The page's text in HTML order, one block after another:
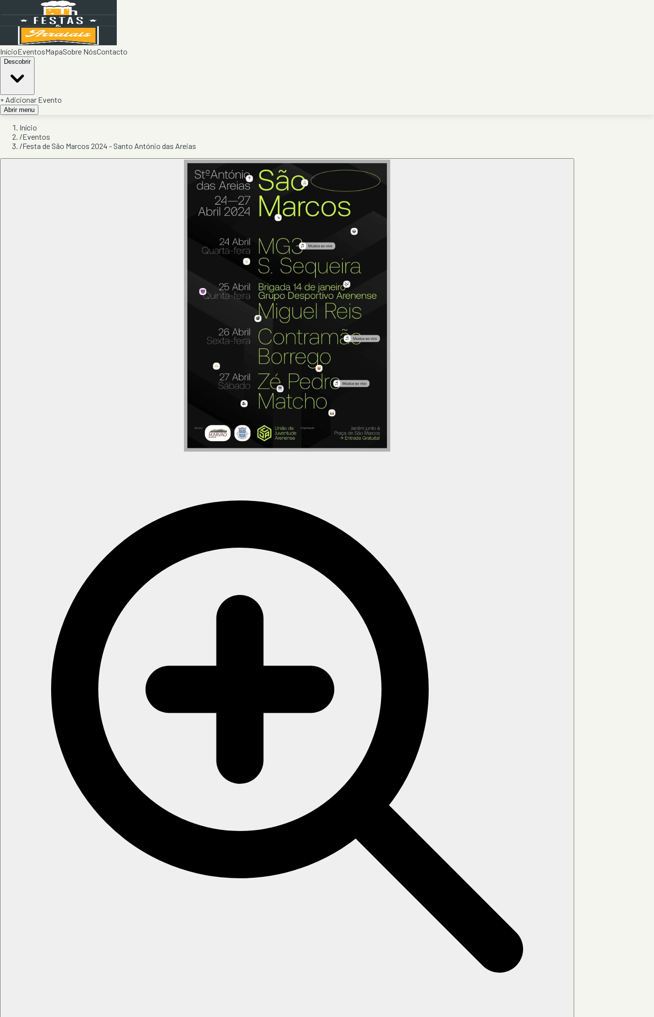
InícioEventosMapaSobre NósContacto
Descobrir
+ Adicionar Evento
Abrir menu
Início
/Eventos
/Festa de São Marcos 2024 - Santo António das Areias